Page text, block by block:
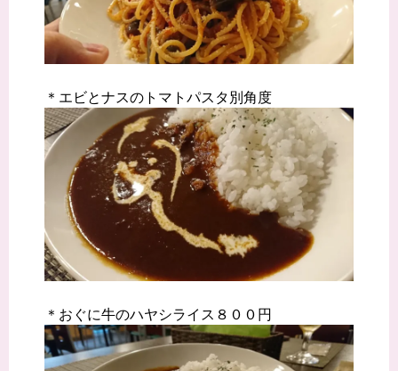
＊エビとナスのトマトパスタ別角度
＊おぐに牛のハヤシライス８００円